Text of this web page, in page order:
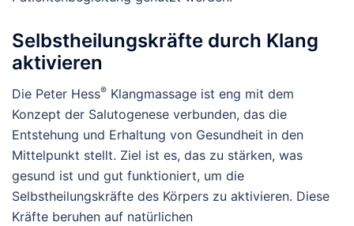
Selbstheilungskräfte durch Klang
aktivieren
Die Peter Hess® Klangmassage ist eng mit dem
Konzept der Salutogenese verbunden, das die
Entstehung und Erhaltung von Gesundheit in den
Mittelpunkt stellt. Ziel ist es, das zu stärken, was
gesund ist und gut funktioniert, um die
Selbstheilungskräfte des Körpers zu aktivieren. Diese
Kräfte beruhen auf natürlichen